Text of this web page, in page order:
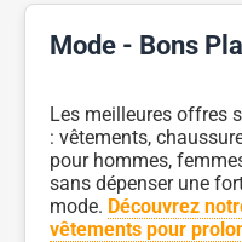
Mode - Bons
Les meilleures offres
: vêtements,
pour hommes,
sans dépenser une
mode. Découvrez
vêtements pour